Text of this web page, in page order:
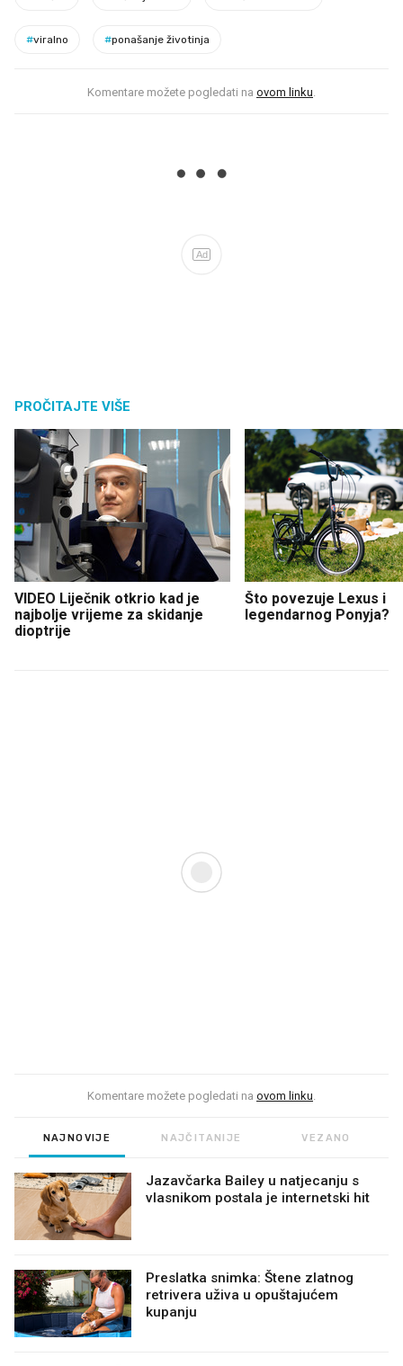
#viralno #ponašanje životinja
Komentare možete pogledati na ovom linku.
Ad
PROČITAJTE VIŠE
VIDEO Liječnik otkrio kad je
najbolje vrijeme za skidanje
dioptrije
Što povezuje Lexus i
legendarnog Ponyja?
Komentare možete pogledati na ovom linku.
NAJNOVIJE NAJČITANIJE VEZANO
Jazavčarka Bailey u natjecanju s
vlasnikom postala je internetski hit
Preslatka snimka: Štene zlatnog
retrivera uživa u opuštajućem
kupanju